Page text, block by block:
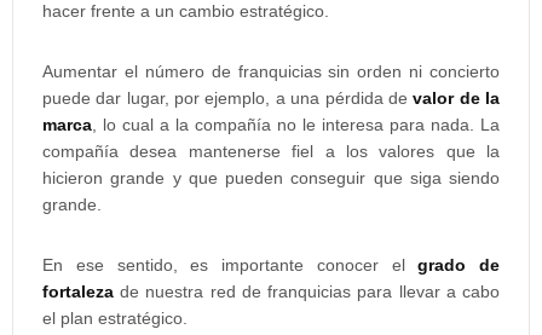
hacer frente a un cambio estratégico.
Aumentar el número de franquicias sin orden ni concierto
puede dar lugar, por ejemplo, a una pérdida devalor de la
marca , lo cual a la compañía no le interesa para nada. La
compañía desea mantenerse fiel a los valores que la
hicieron grande y que pueden conseguir que siga siendo
grande.
En ese sentido, es importante conocer elgrado de
fortaleza de nuestra red de franquicias para llevar a cabo
el plan estratégico.